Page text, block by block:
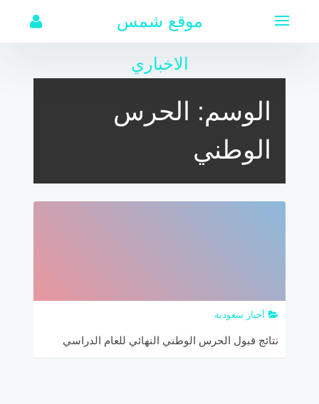
موقع شمس
الاخباري
الوسم:
الحرس
الوطني
أخبار سعودية
نتائج قبول الحرس الوطني النهائي للعام الدراسي